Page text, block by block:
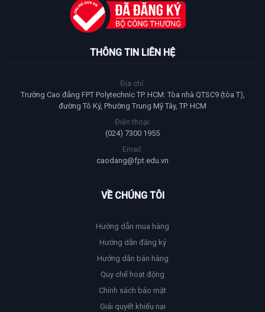
THÔNG TIN LIÊN HỆ
Địa chỉ:
Trường Cao đẳng FPT Polytechnic TP. HCM: Tòa nhà QTSC9 (tòa T),
đường Tô Ký, Phường Trung Mỹ Tây, TP. HCM
Điện thoại:
(024) 7300 1955
Email:
caodang@fpt.edu.vn
VỀ CHÚNG TÔI
Hướng dẫn mua hàng
Hướng dẫn đăng ký
Hướng dẫn bán hàng
Quy chế hoạt động
Chính sách bảo mật
Giải quyết khiếu nại